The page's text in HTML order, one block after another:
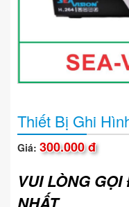
Thiết Bị Ghi
Giá: 300.000 đ
VUI LÒNG